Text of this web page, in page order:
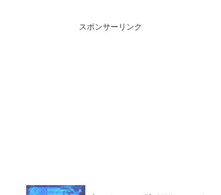
スポンサーリンク